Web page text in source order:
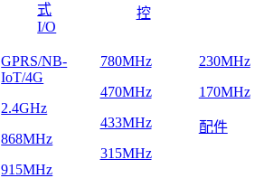
式
I/O
控
GPRS/NB-
IoT/4G
2.4GHz
868MHz
915MHz
780MHz
470MHz
433MHz
315MHz
230MHz
170MHz
配件